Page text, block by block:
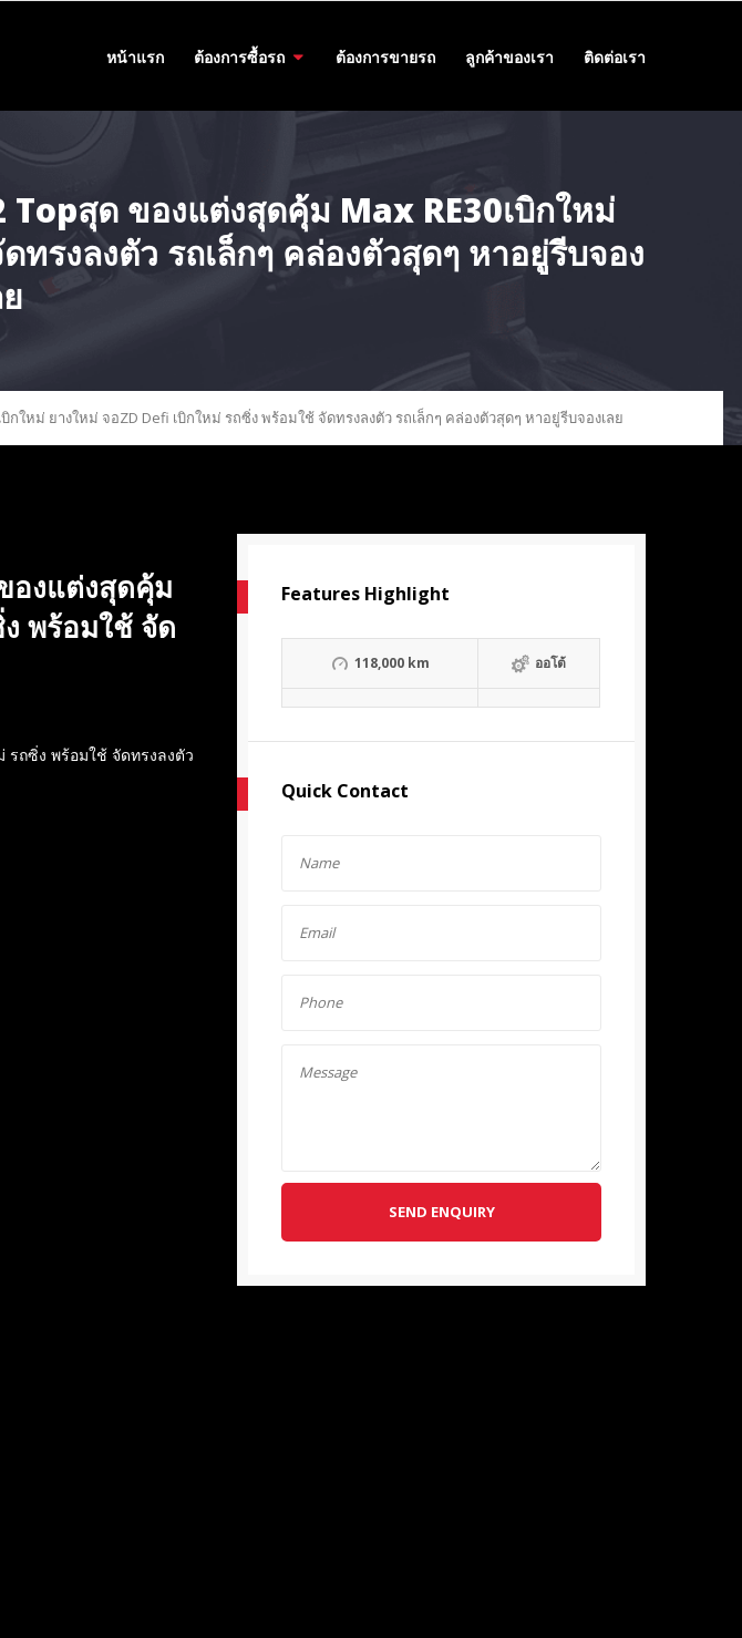
หน้าแรก ต้องการซื้อรถ ต้องการขายรถ ลูกค้าของเรา ติดต่อเรา
สุด ของแต่งสุดคุ้ม Max RE30เบิกใหม่
รงลงตัว รถเล็กๆ คล่องตัวสุดๆ หาอยู่รีบจอง
ใหม่ ยางใหม่ จอZD Defi เบิกใหม่ รถซิ่ง พร้อมใช้ จัดทรงลงตัว รถเล็กๆ คล่องตัวสุดๆ หาอยู่รีบจองเลย
องแต่งสุดคุ้ม
พร้อมใช้ จัด
รถซิ่ง พร้อมใช้ จัดทรงลงตัว
Features Highlight
118,000 km ออโต้
Quick Contact
SEND ENQUIRY